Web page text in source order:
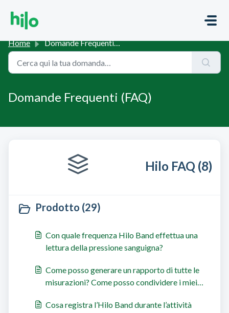
Home Domande Frequenti (FAQ)
Domande Frequenti (FAQ)
Hilo FAQ (8)
Prodotto (29)
Con quale frequenza Hilo Band effettua una
lettura della pressione sanguigna?
Come posso generare un rapporto di tutte le
misurazioni? Come posso condividere i miei
Cosa registra l’Hilo Band durante l’attività